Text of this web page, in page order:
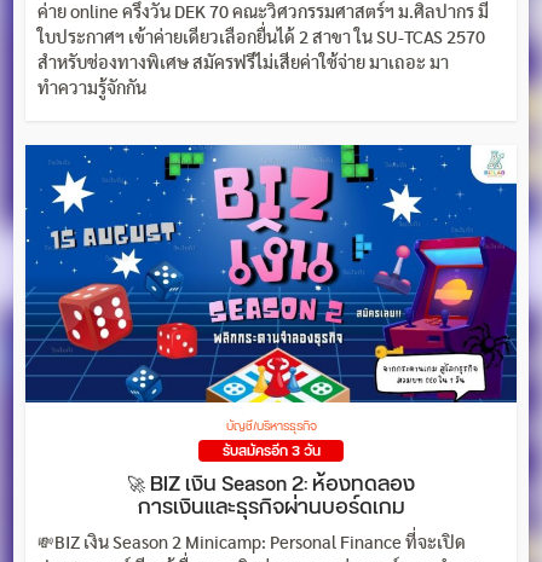
ค่าย online ครึ่งวัน DEK 70 คณะวิศวกรรมศาสตร์ฯ ม.ศิลปากร มี
ใบประกาศฯ เข้าค่ายเดียวเลือกยื่นได้ 2 สาขา ใน SU-TCAS 2570
สำหรับช่องทางพิเศษ สมัครฟรีไม่เสียค่าใช้จ่าย มาเถอะ มา
ทำความรู้จักกัน
บัญชี/บริหารธุรกิจ
รับสมัครอีก 3 วัน
🚀 BIZ เงิน Season 2: ห้องทดลอง
การเงินและธุรกิจผ่านบอร์ดเกม
💸BIZ เงิน Season 2 Minicamp: Personal Finance ที่จะเปิด